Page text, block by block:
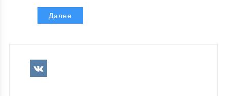
Далее